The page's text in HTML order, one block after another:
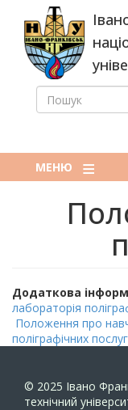
основного
вмісту
ПОШУК
МЕНЮ
Додаткова
лабораторія
Положення про
поліграфічних
© 2025 Івано
технічний